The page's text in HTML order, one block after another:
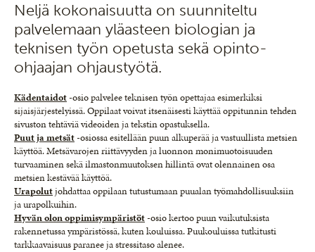
Neljä kokonaisuutta on suunniteltu
palvelemaan yläasteen biologian ja
teknisen työn opetusta sekä opinto-
ohjaajan ohjaustyötä.
Kädentaidot -osio palvelee teknisen työn opettajaa esimerkiksi
sijaisjärjestelyissä. Oppilaat voivat itsenäisesti käyttää oppitunnin tehden
sivuston tehtäviä videoiden ja tekstin opastuksella.
Puut ja metsät -osiossa esitellään puun alkuperää ja vastuullista metsien
käyttöä. Metsävarojen riittävyyden ja luonnon monimuotoisuuden
turvaaminen sekä ilmastonmuutoksen hillintä ovat olennainen osa
metsien kestävää käyttöä.
Urapolutjohdattaa oppilaan tutustumaan puualan työmahdollisuuksiin
ja urapolkuihin.
Hyvän olon oppimisympäristöt -osio kertoo puun vaikutuksista
rakennetussa ympäristössä, kuten kouluissa. Puukouluissa tutkitusti
tarkkaavaisuus paranee ja stressitaso alenee.